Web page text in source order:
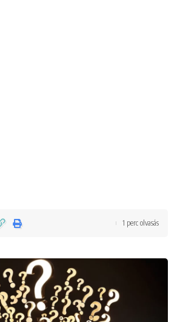
1 perc olvasás